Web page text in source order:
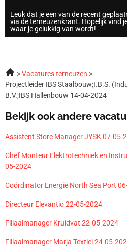
Leuk dat je een van de recent
via de terneuzenkrant. Hopelijk vind
waar je gelukkig van wordt!
Vacatures terneuzen
Projectleider IBS Staalbouw;I.B.S.
B.V.;IBS Hallenbouw 14-04-2024
Bekijk ook andere
Assistent Store Manager JYSK 07-05-
Chef Monteur Elektrotechniek en
05-2024
Coördinator Energie North Sea Port
Directeur Elevantio 22-05-2024
Filiaalmanager Kruidvat 22-05-2024
Filiaalmanager Marja Textiel 24-05-